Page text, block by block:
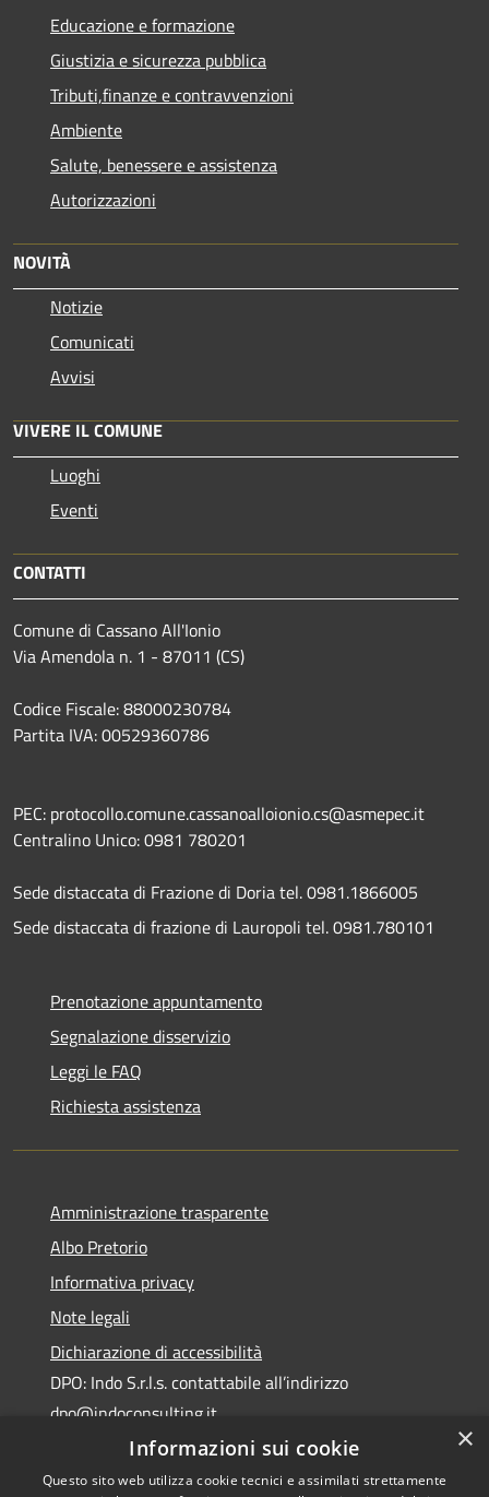
Educazione e formazione
Giustizia e sicurezza pubblica
Tributi,finanze e contravvenzioni
Ambiente
Salute, benessere e assistenza
Autorizzazioni
NOVITÀ
Notizie
Comunicati
Avvisi
VIVERE IL COMUNE
Luoghi
Eventi
CONTATTI
Comune di Cassano All'Ionio
Via Amendola n. 1 - 87011 (CS)
Codice Fiscale: 88000230784
Partita IVA: 00529360786
PEC: protocollo.comune.cassanoalloionio.cs@asmepec.it
Centralino Unico: 0981 780201
Sede distaccata di Frazione di Doria tel. 0981.1866005
Sede distaccata di frazione di Lauropoli tel. 0981.780101
Prenotazione appuntamento
Segnalazione disservizio
Leggi le FAQ
Richiesta assistenza
Amministrazione trasparente
Albo Pretorio
Informativa privacy
Note legali
Dichiarazione di accessibilità
DPO: Indo S.r.l.s. contattabile all’indirizzo
dpo@indoconsulting.it
×
Informazioni sui cookie
Questo sito web utilizza cookie tecnici e assimilati strettamente